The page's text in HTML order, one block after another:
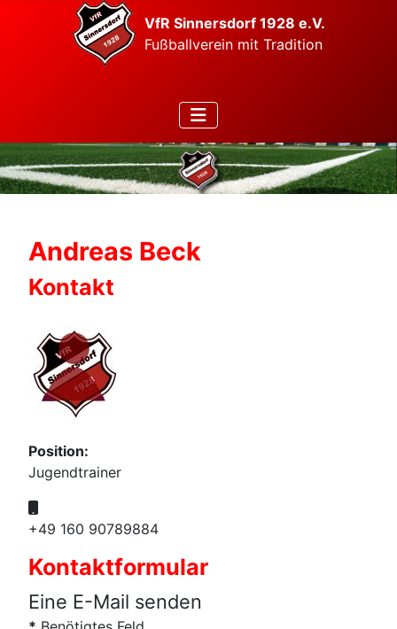
VfR Sinnersdorf 1928 e.V.
Fußballverein mit Tradition
Andreas Beck
Kontakt
Position:
Jugendtrainer
+49 160 90789884
Kontaktformular
Eine E-Mail senden